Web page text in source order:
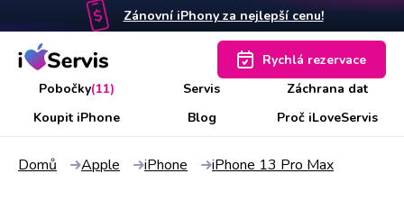
Zánovní iPhony za nejlepší cenu!
Pobočky(11) Servis
Záchrana dat
Koupit iPhone
Blog Proč iLoveServis
Rychlá rezervace
Domů Apple iPhone iPhone 13 Pro Max